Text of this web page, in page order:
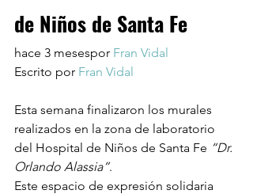
de Niños de Santa Fe
hace 3 mesespor Fran Vidal
Escrito por Fran Vidal
Esta semana finalizaron los murales
realizados en la zona de laboratorio
del Hospital de Niños de Santa Fe “Dr.
Orlando Alassia”.
Este espacio de expresión solidaria